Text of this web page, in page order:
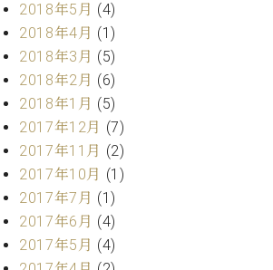
料
金
表
問
い
合
わ
せ
尾山調律師のブ
ログ Die
Musikgasse（音
楽の小道）
2018年5月 (4)
2018年4月 (1)
2018年3月 (5)
2018年2月 (6)
2018年1月 (5)
2017年12月 (7)
2017年11月 (2)
2017年10月 (1)
2017年7月 (1)
2017年6月 (4)
2017年5月 (4)